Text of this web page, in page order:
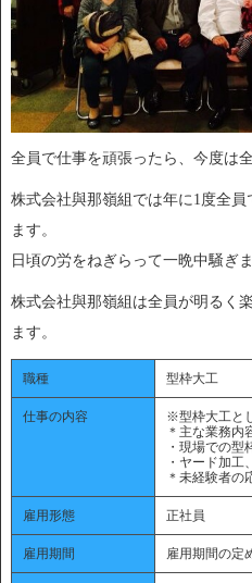
全員で仕事を頑張ったら、今度は
株式会社與那嶺組では年に1度全
ます。
日頃の労をねぎらって一晩中騒ぎま
株式会社與那嶺組は全員が明るく
ます。
職種 型枠大工
仕事の内容
※型枠大工と
＊主な業務内
・現場での型
・ヤード加工
＊未経験者の
雇用形態 正社員
雇用期間 雇用期間の定